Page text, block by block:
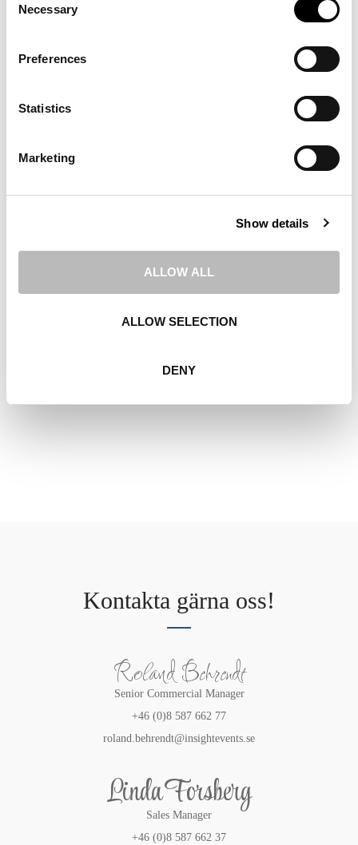
Selection
Necessary
Preferences
Statistics
Marketing
Show details
ALLOW ALL
ALLOW SELECTION
DENY
nätverkande. För att åstadkomma det arbetar vi med bland annat med
personliga inbjudningar och mötesbokningar. Gedigen research med
målgruppen skapar förutsättningar för högkvalitativa program, innehåll
mötes- och marknadsplatser
Ta tillfället i akt att marknadsföra ert företag mot rätt målgrupp –
Välkommen att kontakta våra erfarna säljare för ytterligare information
och så vi gemensamt kan hitta en lösning som passar er!
Kontakta gärna oss!
Roland Behrendt
Senior Commercial Manager
+46 (0)8 587 662 77
roland.behrendt@insightevents.se
Linda Forsberg
Sales Manager
+46 (0)8 587 662 37